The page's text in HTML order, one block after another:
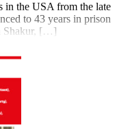
in the USA from the late
to 43 years in prison
Shakur, […]